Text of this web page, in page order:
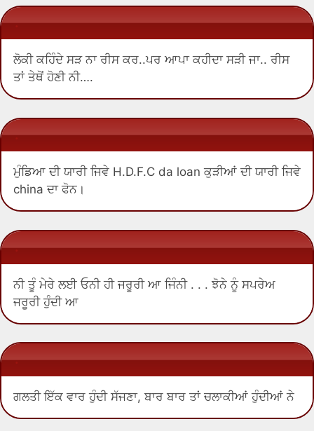
.
ਲੋਕੀ ਕਹਿੰਦੇ ਸੜ ਨਾ ਰੀਸ ਕਰ..ਪਰ ਆਪਾ ਕਹੀਦਾ ਸੜੀ ਜਾ.. ਰੀਸ
ਤਾਂ ਤੇਥੋਂ ਹੋਣੀ ਨੀ….
.
ਮੁੰਡਿਆ ਦੀ ਯਾਰੀ ਜਿਵੇ H.D.F.C da ‪loan ਕੁੜੀਆਂ ਦੀ ਯਾਰੀ ਜਿਵੇ
china ਦਾ ਫੋਨ।
.
ਨੀ ਤੂੰ ਮੇਰੇ ਲਈ ਓਨੀ ਹੀ ਜਰੂਰੀ ਆ ਜਿੰਨੀ . . . ਝੋਨੇ ਨੂੰ ਸਪਰੇਅ
ਜਰੂਰੀ ਹੁੰਦੀ ਆ
.
ਗਲਤੀ ਇੱਕ ਵਾਰ ਹੁੰਦੀ ਸੱਜਣਾ, ਬਾਰ ਬਾਰ ਤਾਂ ਚਲਾਕੀਆਂ ਹੁੰਦੀਆਂ ਨੇ